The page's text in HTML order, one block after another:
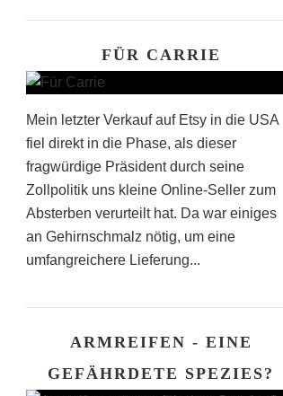
FÜR CARRIE
Mein letzter Verkauf auf Etsy in die USA
fiel direkt in die Phase, als dieser
fragwürdige Präsident durch seine
Zollpolitik uns kleine Online-Seller zum
Absterben verurteilt hat. Da war einiges
an Gehirnschmalz nötig, um eine
umfangreichere Lieferung...
ARMREIFEN - EINE
GEFÄHRDETE SPEZIES?